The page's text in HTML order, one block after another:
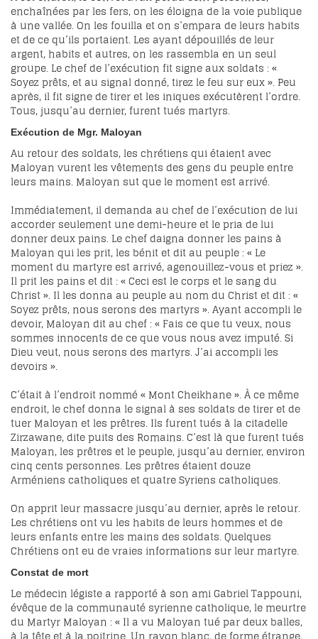
enchaînées par les fers, on les éloigna de la voie publique
à une vallée. On les fouilla et on s’empara de leurs habits
et de ce qu’ils portaient. Les ayant dépouillés de leur
argent, habits et autres, on les rassembla en un seul
groupe. Le chef de l’exécution fit signe aux soldats : «
Soyez prêts, et au signal donné, tirez le feu sur eux ». Peu
après, il fit signe de tirer et les iniques exécutèrent l’ordre.
Tous, jusqu’au dernier, furent tués martyrs.
Exécution de Mgr. Maloyan
Au retour des soldats, les chrétiens qui étaient avec
Maloyan vurent les vêtements des gens du peuple entre
leurs mains. Maloyan sut que le moment est arrivé.
Immédiatement, il demanda au chef de l’exécution de lui
accorder seulement une demi-heure et le pria de lui
donner deux pains. Le chef daigna donner les pains à
Maloyan qui les prit, les bénit et dit au peuple : « Le
moment du martyre est arrivé, agenouillez-vous et priez ».
Il prit les pains et dit : « Ceci est le corps et le sang du
Christ ». Il les donna au peuple au nom du Christ et dit : «
Soyez prêts, nous serons des martyrs ». Ayant accompli le
devoir, Maloyan dit au chef : « Fais ce que tu veux, nous
sommes innocents de ce que vous nous avez imputé. Si
Dieu veut, nous serons des martyrs. J’ai accompli les
devoirs ».
C’était à l’endroit nommé « Mont Cheikhane ». À ce même
endroit, le chef donna le signal à ses soldats de tirer et de
tuer Maloyan et les prêtres. Ils furent tués à la citadelle
Zirzawane, dite puits des Romains. C’est là que furent tués
Maloyan, les prêtres et le peuple, jusqu’au dernier, environ
cinq cents personnes. Les prêtres étaient douze
Arméniens catholiques et quatre Syriens catholiques.
On apprit leur massacre jusqu’au dernier, après le retour.
Les chrétiens ont vu les habits de leurs hommes et de
leurs enfants entre les mains des soldats. Quelques
Chrétiens ont eu de vraies informations sur leur martyre.
Constat de mort
Le médecin légiste a rapporté à son ami Gabriel Tappouni,
évêque de la communauté syrienne catholique, le meurtre
du Martyr Maloyan : « Il a vu Maloyan tué par deux balles,